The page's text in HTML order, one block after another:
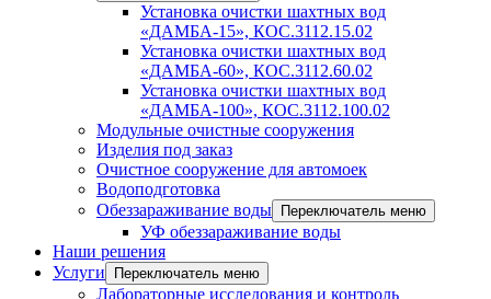
Установка очистки шахтных вод
«ДАМБА-15», КОС.3112.15.02
Установка очистки шахтных вод
«ДАМБА-60», КОС.3112.60.02
Установка очистки шахтных вод
«ДАМБА-100», КОС.3112.100.02
Модульные очистные сооружения
Изделия под заказ
Очистное сооружение для автомоек
Водоподготовка
Обеззараживание воды
Переключатель меню
УФ обеззараживание воды
Наши решения
Услуги
Переключатель меню
Лабораторные исследования и контроль